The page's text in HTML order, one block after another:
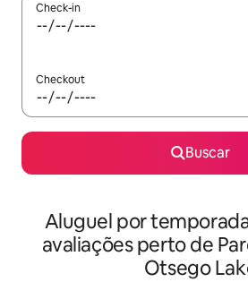
Check-in
Checkout
Buscar
Aluguel por
avaliações perto de
Otsego